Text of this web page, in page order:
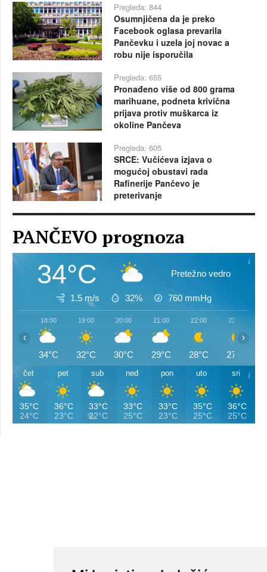
Pregleda: 844
Osumnjičena da je preko
Facebook oglasa prevarila
Pančevku i uzela joj novac a
robu nije isporučila
Pregleda: 655
Pronađeno više od 800 grama
marihuane, podneta krivična
prijava protiv muškarca iz
okoline Pančeva
Pregleda: 605
SRCE: Vučićeva izjava o
mogućoj obustavi rada
Rafinerije Pančevo je
preterivanje
PANČEVO prognoza
34°C Pretežno vedro
1.5 m/s 32% 760 mmHg
18:00
34°C
19:00
32°C
20:00
30°C
21:00
29°C
22:00
28°C
23:00
27°C
‹ ›
čet
35°C
24°C
pet
36°C
23°C
sub
33°C
22°C
ned
33°C
25°C
pon
33°C
23°C
uto
35°C
25°C
sri
36°C
25°C